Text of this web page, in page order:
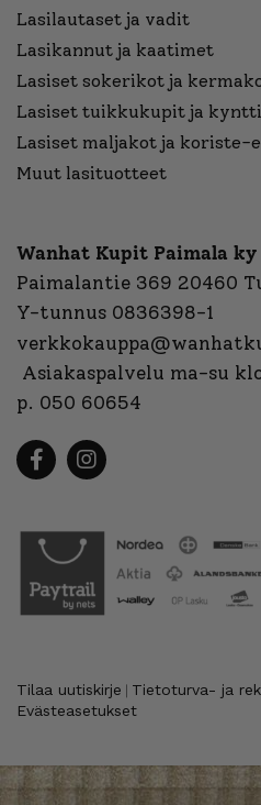
Lasilautaset ja vadit
Lasikannut ja kaatimet
Lasiset sokerikot ja
Lasiset tuikkukupit ja
Lasiset maljakot ja koriste-
Muut lasituotteet
Wanhat Kupit Paimala ky
Paimalantie 369 20460
Y-tunnus 0836398-1
Asiakaspalvelu ma-su
p. 050 60654
Tilaa uutiskirje Tietoturva- ja
Evästeasetukset